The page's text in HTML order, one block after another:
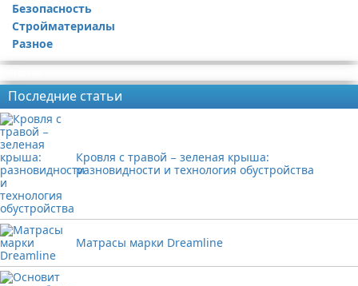
Безопасность
Стройматериалы
Разное
Последние статьи
Кровля с травой − зеленая крыша:
разновидности и технология обустройства
Матрасы марки Dreamline